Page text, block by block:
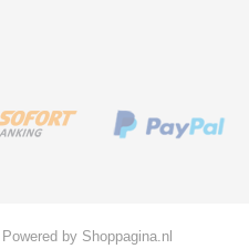
by Shoppagina.nl